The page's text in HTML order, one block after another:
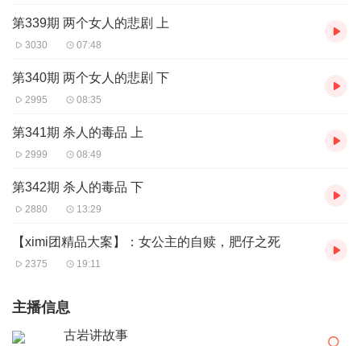
第339期 两个女人的悲剧 上
3030 07:48
第340期 两个女人的悲剧 下
2995 08:35
第341期 杀人的毒品 上
2999 08:49
第342期 杀人的毒品 下
2880 13:29
【ximi团精品大案】：女公主的自赎，肥仔之死
2375 19:11
主播信息
古岩讲故事